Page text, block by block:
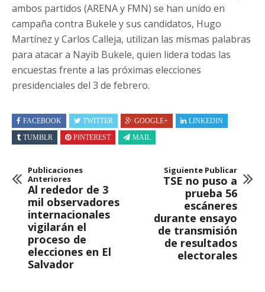
ambos partidos (ARENA y FMN) se han unido en
campaña contra Bukele y sus candidatos, Hugo
Martínez y Carlos Calleja, utilizan las mismas palabras
para atacar a Nayib Bukele, quien lidera todas las
encuestas frente a las próximas elecciones
presidenciales del 3 de febrero.
FACEBOOK TWITTER GOOGLE+
LINKEDIN
TUMBLR
PINTEREST MAIL
Publicaciones
Anteriores
Al rededor de 3
mil observadores
internacionales
vigilarán el
proceso de
elecciones en El
Salvador
Siguiente Publicar
TSE no puso a
prueba 56
escáneres
durante ensayo
de transmisión
de resultados
electorales